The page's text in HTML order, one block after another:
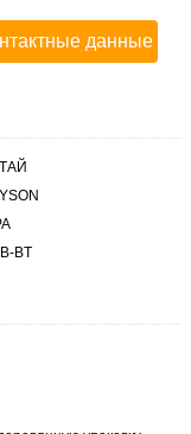
данные
BT